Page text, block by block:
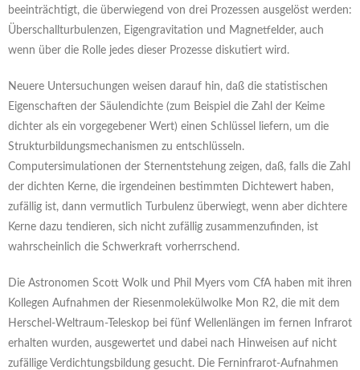
beeinträchtigt, die überwiegend von drei Prozessen ausgelöst werden:
Überschallturbulenzen, Eigengravitation und Magnetfelder, auch
wenn über die Rolle jedes dieser Prozesse diskutiert wird.
Neuere Untersuchungen weisen darauf hin, daß die statistischen
Eigenschaften der Säulendichte (zum Beispiel die Zahl der Keime
dichter als ein vorgegebener Wert) einen Schlüssel liefern, um die
Strukturbildungsmechanismen zu entschlüsseln.
Computersimulationen der Sternentstehung zeigen, daß, falls die Zahl
der dichten Kerne, die irgendeinen bestimmten Dichtewert haben,
zufällig ist, dann vermutlich Turbulenz überwiegt, wenn aber dichtere
Kerne dazu tendieren, sich nicht zufällig zusammenzufinden, ist
wahrscheinlich die Schwerkraft vorherrschend.
Die Astronomen Scott Wolk und Phil Myers vom CfA haben mit ihren
Kollegen Aufnahmen der Riesenmolekülwolke Mon R2, die mit dem
Herschel-Weltraum-Teleskop bei fünf Wellenlängen im fernen Infrarot
erhalten wurden, ausgewertet und dabei nach Hinweisen auf nicht
zufällige Verdichtungsbildung gesucht. Die Ferninfrarot-Aufnahmen